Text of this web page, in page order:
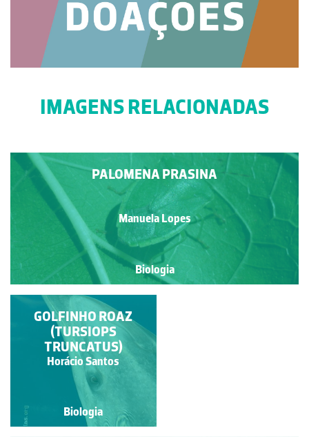
IMAGENS RELACIONADAS
PALOMENA PRASINA
Manuela Lopes
Biologia
SOLHA OU LINGUADO
Natacha Martinho
Biologia
GOLFINHO ROAZ
(TURSIOPS
TRUNCATUS)
Horácio Santos
Biologia